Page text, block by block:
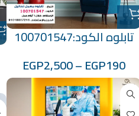
تابلوه الكود:100701547
EGP190
–
EGP2,500